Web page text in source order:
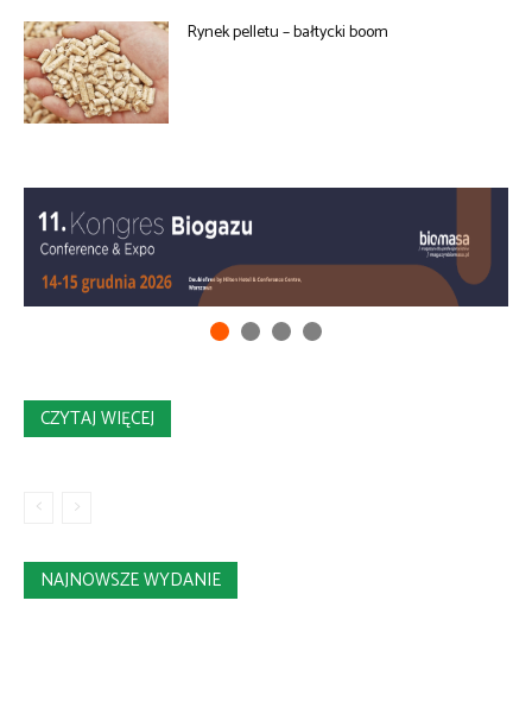
Rynek pelletu – bałtycki boom
CZYTAJ WIĘCEJ
NAJNOWSZE WYDANIE